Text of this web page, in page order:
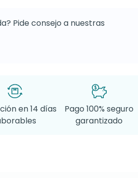
Pide consejo a nuestras
en 14 días
Pago 100% seguro
garantizado